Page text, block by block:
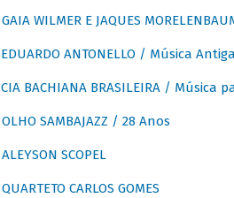
GAIA WILMER E JAQUES
EDUARDO ANTONELLO / Música
CIA BACHIANA BRASILEIRA / Música
OLHO SAMBAJAZZ / 28 Anos
ALEYSON SCOPEL
QUARTETO CARLOS GOMES